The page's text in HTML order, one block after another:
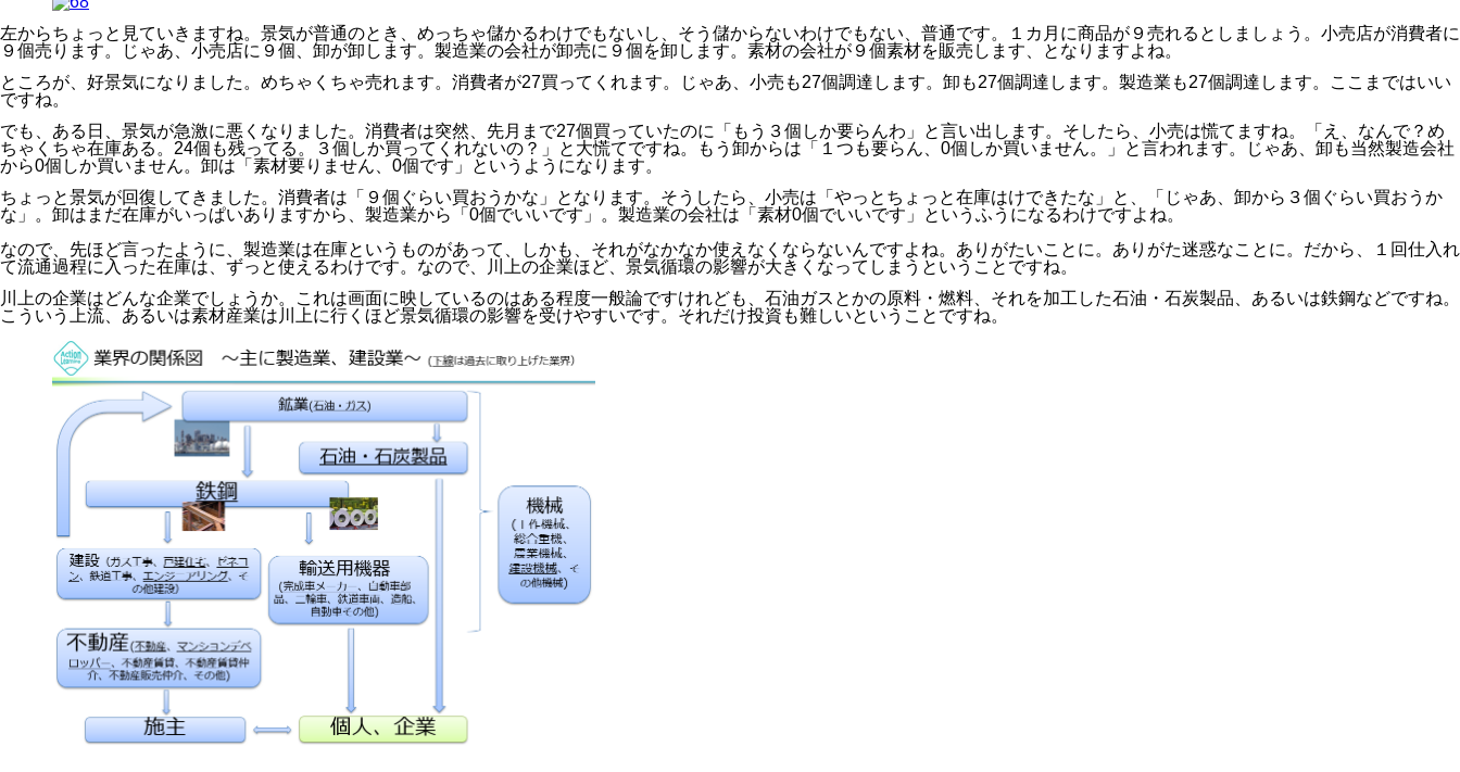
左からちょっと見ていきますね。景気が普通のとき、めっちゃ儲かるわけでもないし、そう儲からないわけでもない、普通です。１カ月に商品が９売れるとしましょう。小売店が消費者に
９個売ります。じゃあ、小売店に９個、卸が卸します。製造業の会社が卸売に９個を卸します。素材の会社が９個素材を販売します、となりますよね。
ところが、好景気になりました。めちゃくちゃ売れます。消費者が27買ってくれます。じゃあ、小売も27個調達します。卸も27個調達します。製造業も27個調達します。ここまではいい
ですね。
でも、ある日、景気が急激に悪くなりました。消費者は突然、先月まで27個買っていたのに「もう３個しか要らんわ」と言い出します。そしたら、小売は慌てますね。「え、なんで？め
ちゃくちゃ在庫ある。24個も残ってる。３個しか買ってくれないの？」と大慌てですね。もう卸からは「１つも要らん、0個しか買いません。」と言われます。じゃあ、卸も当然製造会社
から0個しか買いません。卸は「素材要りません、0個です」というようになります。
ちょっと景気が回復してきました。消費者は「９個ぐらい買おうかな」となります。そうしたら、小売は「やっとちょっと在庫はけできたな」と、「じゃあ、卸から３個ぐらい買おうか
な」。卸はまだ在庫がいっぱいありますから、製造業から「0個でいいです」。製造業の会社は「素材0個でいいです」というふうになるわけですよね。
なので、先ほど言ったように、製造業は在庫というものがあって、しかも、それがなかなか使えなくならないんですよね。ありがたいことに。ありがた迷惑なことに。だから、１回仕入れ
て流通過程に入った在庫は、ずっと使えるわけです。なので、
川上の企業ほど、景気循環の影響が大きくなってしまう ということですね。
川上の企業はどんな企業でしょうか。これは画面に映しているのはある程度一般論ですけれども、石油ガスとかの原料・燃料、それを加工した石油・石炭製品、あるいは鉄鋼などですね。
こういう上流、あるいは素材産業は川上に行くほど景気循環の影響を受けやすいです。それだけ投資も難しいということですね。